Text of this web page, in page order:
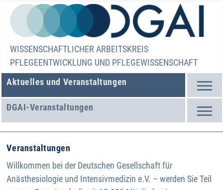
WISSENSCHAFTLICHER ARBEITSKREIS
PFLEGEENTWICKLUNG UND PFLEGEWISSENSCHAFT
Aktuelles und Veranstaltungen
DGAI-Veranstaltungen
Veranstaltungen
Willkommen bei der Deutschen Gesellschaft für
Anästhesiologie und Intensivmedizin e.V. – werden Sie Teil